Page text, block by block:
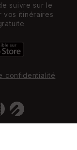
suivre sur le
vos itinéraires
confidentialité